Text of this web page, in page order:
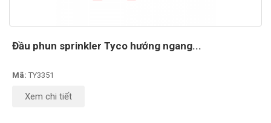
Đầu phun sprinkler Tyco hướng ngang...
Mã: TY3351
Xem chi tiết